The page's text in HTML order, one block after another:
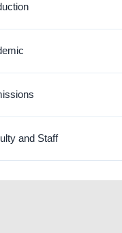
and Staff